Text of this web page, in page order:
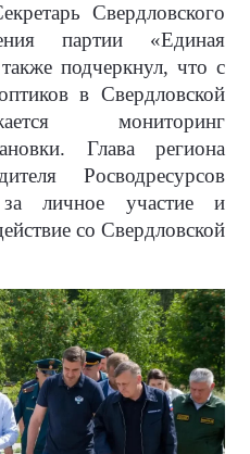
Свердловского
партии «Единая
подчеркнул, что с
в Свердловской
мониторинг
Глава региона
Росводресурсов
личное участие и
со Свердловской